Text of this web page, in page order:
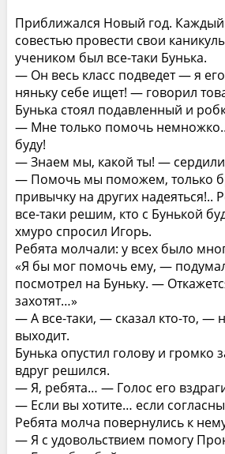
Приближался Новый год. Каждый
совестью провести свои
учеником был все-таки Бунька.
— Он весь класс подведет — я
няньку себе ищет! — говорил
Бунька стоял подавленный и
— Мне только помочь
буду!
— Знаем мы, какой ты! —
— Помочь мы поможем, только
привычку на других надеяться!..
все-таки решим, кто с Бунькой
хмуро спросил Игорь.
Ребята молчали: у всех было
«Я бы мог помочь ему, —
посмотрел на Буньку. —
захотят…»
— А все-таки, — сказал кто-то, —
выходит.
Бунька опустил голову и громко
вдруг решился.
— Я, ребята… — Голос его
— Если вы хотите… если
Ребята молча повернулись к
— Я с удовольствием помогу